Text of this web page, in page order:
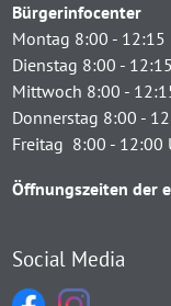
Bürgerinfocenter
Montag 8:00 - 12:15
Dienstag 8:00 -
Mittwoch 8:00 -
Donnerstag 8:00 -
Freitag 8:00 - 12:00
Öffnungszeiten der
Social Media